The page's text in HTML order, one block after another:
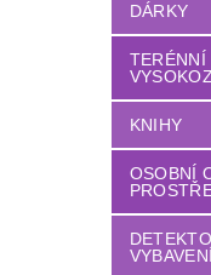
DÁRKY
TERÉNNÍ
KNIHY
OSOBNÍ
VYBAVENÍ